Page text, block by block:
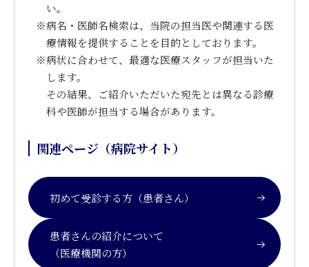
い。
※病名・医師名検索は、当院の担当医や関連する医
療情報を提供することを目的としております。
※病状に合わせて、最適な医療スタッフが担当いた
します。
その結果、ご紹介いただいた宛先とは異なる診療
科や医師が担当する場合があります。
関連ページ（病院サイト）
初めて受診する方（患者さん）
患者さんの紹介について
（医療機関の方）